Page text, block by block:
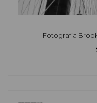
Fotografía